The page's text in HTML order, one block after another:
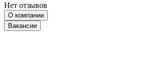
Нет отзывов
О компании
Вакансии